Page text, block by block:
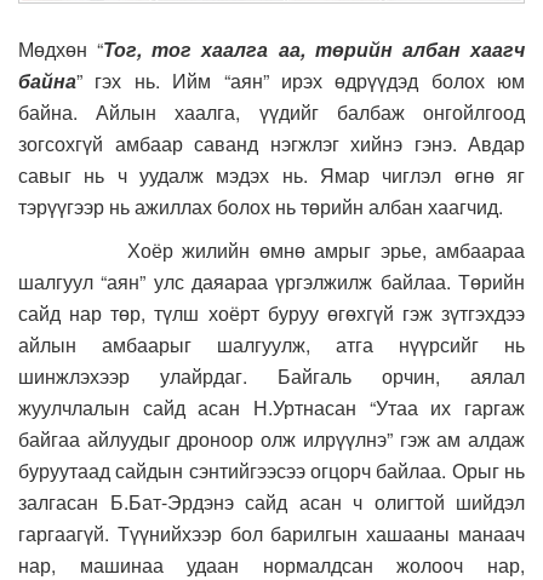
Мөдхөн “Тог, тог хаалга аа, төрийн албан хаагч
байна” гэх нь. Ийм “аян” ирэх өдрүүдэд болох юм
байна. Айлын хаалга, үүдийг балбаж онгойлгоод
зогсохгүй амбаар саванд нэгжлэг хийнэ гэнэ. Авдар
савыг нь ч уудалж мэдэх нь. Ямар чиглэл өгнө яг
тэрүүгээр нь ажиллах болох нь төрийн албан хаагчид.
Хоёр жилийн өмнө амрыг эрье, амбаараа
шалгуул “аян” улс даяараа үргэлжилж байлаа. Төрийн
сайд нар төр, түлш хоёрт буруу өгөхгүй гэж зүтгэхдээ
айлын амбаарыг шалгуулж, атга нүүрсийг нь
шинжлэхээр улайрдаг. Байгаль орчин, аялал
жуулчлалын сайд асан Н.Уртнасан “Утаа их гаргаж
байгаа айлуудыг дроноор олж илрүүлнэ” гэж ам алдаж
буруутаад сайдын сэнтийгээсээ огцорч байлаа. Орыг нь
залгасан Б.Бат-Эрдэнэ сайд асан ч олигтой шийдэл
гаргаагүй. Түүнийхээр бол барилгын хашааны манаач
нар, машинаа удаан нормалдсан жолооч нар,